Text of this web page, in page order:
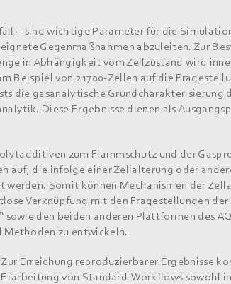
– sind wichtige Parameter für die
Gegenmaßnahmen abzuleiten. Zur
in Abhängigkeit vom Zellzustand wird
Beispiel von 21700-Zellen auf die
die gasanalytische Grundcharakterisierung
Diese Ergebnisse dienen als
zum Flammschutz und der
auf, die infolge einer Zellalterung oder
Somit können Mechanismen der
Verknüpfung mit den Fragestellungen der
den beiden anderen Plattformen des
Methoden zu entwickeln.
Zur Erreichung reproduzierbarer Ergebnisse
Erarbeitung von Standard-Workflows sowohl